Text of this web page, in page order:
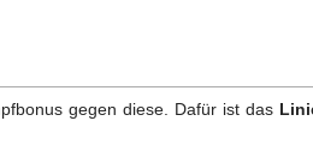
gegen diese. Dafür ist das